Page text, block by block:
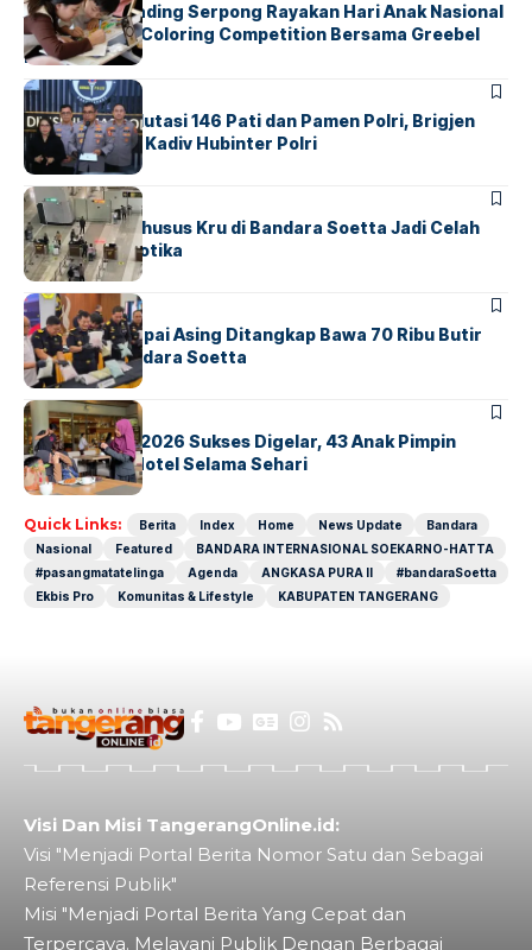
Atria Hotel Gading Serpong Rayakan Hari Anak Nasional
Lewat Family Coloring Competition Bersama Greebel
Indonesia
BERITA
Mabes Polri Mutasi 146 Pati dan Pamen Polri, Brigjen
Untung Jabat Kadiv Hubinter Polri
BANDARABERITA
Ketika Jalur Khusus Kru di Bandara Soetta Jadi Celah
Sindikat Narkotika
BANDARA BERITA
Kopilot Maskapai Asing Ditangkap Bawa 70 Ribu Butir
Ekstasi di Bandara Soetta
BERITAINDEX
GM For A Day 2026 Sukses Digelar, 43 Anak Pimpin
Operasional Hotel Selama Sehari
Quick Links: Berita Index Home News Update
Bandara
Nasional
Featured
BANDARA INTERNASIONAL SOEKARNO-HATTA
#pasangmatatelinga
Agenda ANGKASA PURA II
#bandaraSoetta
Ekbis Pro
Komunitas & Lifestyle KABUPATEN TANGERANG
Visi Dan Misi TangerangOnline.id:
Visi "Menjadi Portal Berita Nomor Satu dan Sebagai
Referensi Publik"
Misi "Menjadi Portal Berita Yang Cepat dan
Terpercaya. Melayani Publik Dengan Berbagai